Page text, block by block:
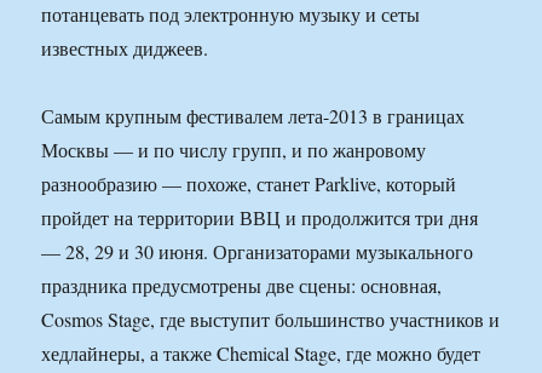
потанцевать под электронную музыку и сеты
известных диджеев.
Самым крупным фестивалем лета-2013 в границах
Москвы — и по числу групп, и по жанровому
разнообразию — похоже, станет Parklive, который
пройдет на территории ВВЦ и продолжится три дня
— 28, 29 и 30 июня. Организаторами музыкального
праздника предусмотрены две сцены: основная,
Cosmos Stage, где выступит большинство участников и
хедлайнеры, а также Chemical Stage, где можно будет